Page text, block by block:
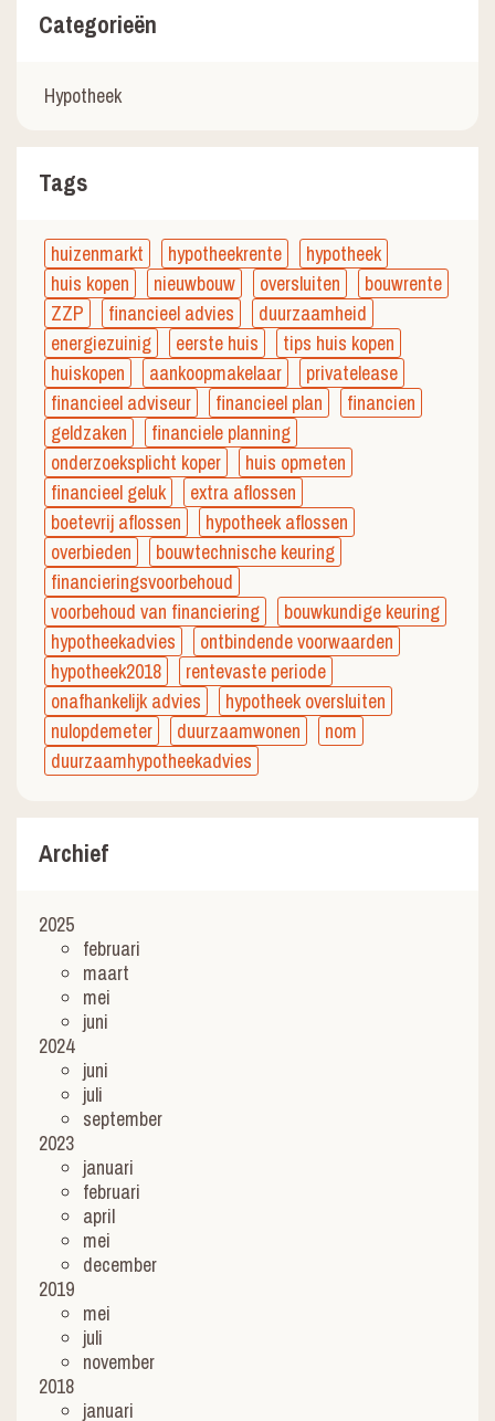
Categorieën
Hypotheek
Tags
huizenmarkt hypotheekrente
hypotheek
huis kopen
nieuwbouw oversluiten
bouwrente
ZZP
financieel advies
duurzaamheid
energiezuinig
eerste huis
tips huis kopen
huiskopen
aankoopmakelaar
privatelease
financieel adviseur
financieel plan
financien
geldzaken
financiele planning
onderzoeksplicht koper
huis opmeten
financieel geluk
extra aflossen
boetevrij aflossen
hypotheek aflossen
overbieden
bouwtechnische keuring
financieringsvoorbehoud
voorbehoud van financiering
bouwkundige keuring
hypotheekadvies
ontbindende voorwaarden
hypotheek2018
rentevaste periode
onafhankelijk advies
hypotheek oversluiten
nulopdemeter
duurzaamwonen
nom
duurzaamhypotheekadvies
Archief
2025
februari
maart
mei
juni
2024
juni
juli
september
2023
januari
februari
april
mei
december
2019
mei
juli
november
2018
januari